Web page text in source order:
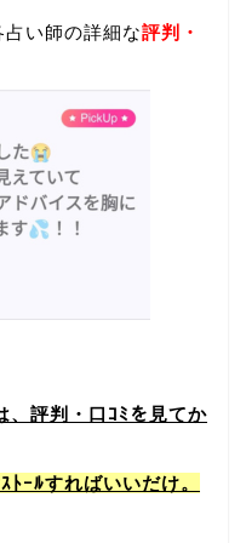
い師の詳細な評判・
、評判・口ｺﾐを見てか
ｰﾙすればいいだけ。